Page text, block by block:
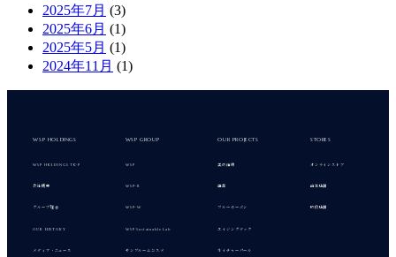
2025年7月 (3)
2025年6月 (1)
2025年5月 (1)
2024年11月 (1)
WSP HOLDINGS
WSP HOLDINGS TOP
会社概要
グループ理念
OUR HISTORY
メディア・ニュース
WSP GROUP
WSP
WSP-R
WSP-W
WSP Sustainable Lab
サンブルームコスメ
OUR PROJECTS
美の循環
海業
ブルーカーボン
エイジングテック
ネイチャーパール
STORES
オンラインストア
直営店舗
取扱店舗